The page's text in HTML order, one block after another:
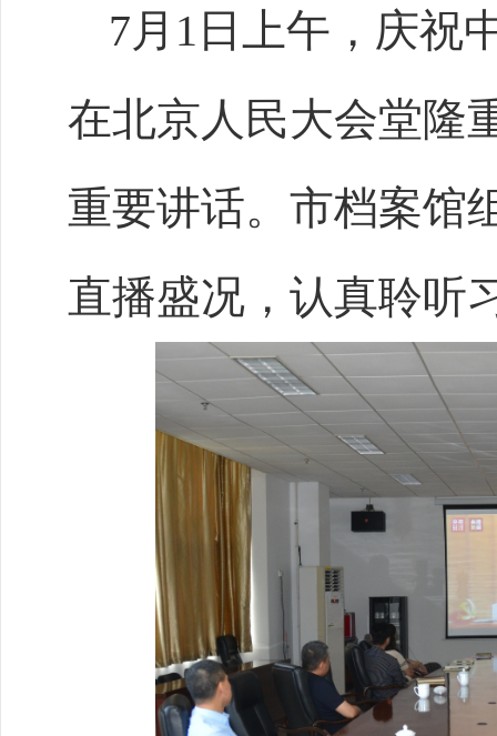
7月1日上午，庆祝
在北京人民大会堂隆
重要讲话。市档案馆
直播盛况，认真聆听